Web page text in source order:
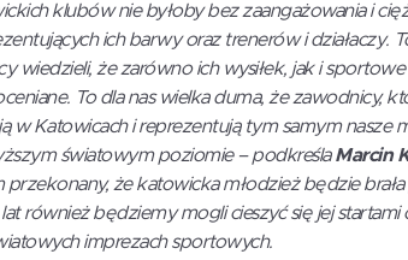
klubów nie byłoby bez zaangażowania i
ich barwy oraz trenerów i działaczy.
wiedzieli, że zarówno ich wysiłek, jak i
To dla nas wielka duma, że zawodnicy,
w Katowicach i reprezentują tym samym nasze
światowym poziomie – podkreślaMarcin
przekonany, że katowicka młodzież będzie
również będziemy mogli cieszyć się jej startami
imprezach sportowych.